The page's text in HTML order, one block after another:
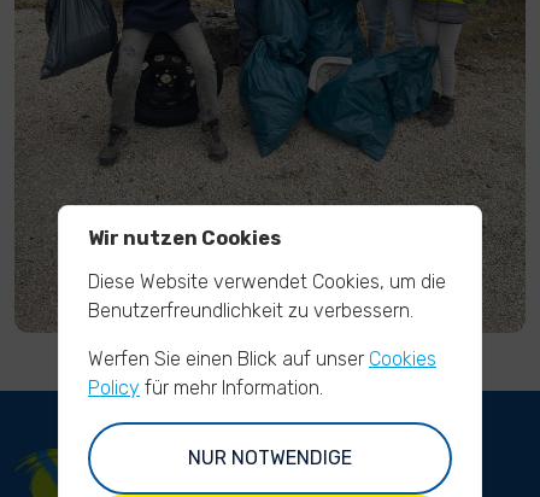
Wir nutzen Cookies
Diese Website verwendet Cookies, um die
Benutzerfreundlichkeit zu verbessern.
Werfen Sie einen Blick auf unser Cookies
Policy für mehr Information.
NUR NOTWENDIGE